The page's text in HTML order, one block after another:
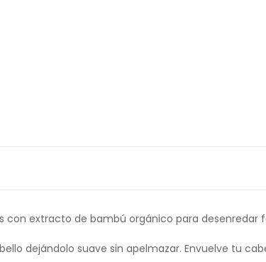
con extracto de bambú orgánico para desenredar
dejándolo suave sin apelmazar. Envuelve tu